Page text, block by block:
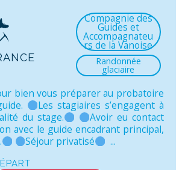
Compagnie des
Guides et
Accompagnateu
rs de la Vanoise
Randonnée
glaciaire
bien vous préparer au probatoire
Les stagiaires s’engagent à
du stage.
Avoir eu contact
avec le guide encadrant principal,
Séjour privatisé ...